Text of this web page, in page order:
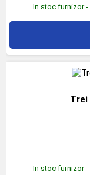
In stoc furnizor
Trei
In stoc furnizor